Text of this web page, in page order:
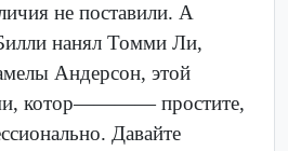
не поставили. А
нанял Томми Ли,
Андерсон, этой
котор———— простите,
Давайте